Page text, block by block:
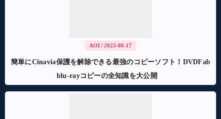
AOI / 2023-08-17
簡単にCinavia保護を解除できる最強のコピーソフト！DVDFab
blu-rayコピーの全知識を大公開